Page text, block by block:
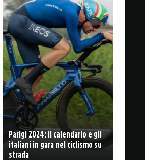
Parigi 2024: il calendario e gli
italiani in gara nel ciclismo su
strada